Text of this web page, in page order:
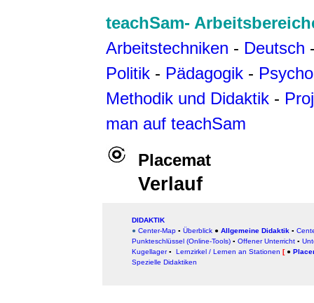
teachSam-
Arbeitstechniken - Deutsch
Politik - Pädagogik -
Methodik und Didaktik -
man auf teachSam
Placemat
Verlauf
DIDAKTIK
● Center-Map ▪ Überblick ● Allgemeine Didaktik ▪
Punkteschlüssel (Online-Tools) ▪ Offener Unterricht ▪
Kugellager ▪ Lernzirkel / Lernen an Stationen [ ●
Spezielle Didaktiken